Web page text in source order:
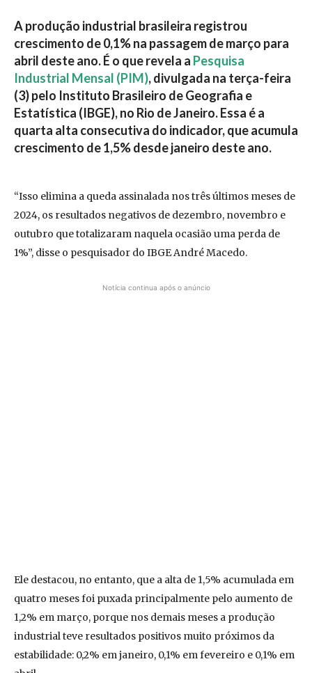
A produção industrial brasileira registrou
crescimento de 0,1% na passagem de março para
abril deste ano. É o que revela a Pesquisa
Industrial Mensal (PIM), divulgada na terça-feira
(3) pelo Instituto Brasileiro de Geografia e
Estatística (IBGE), no Rio de Janeiro. Essa é a
quarta alta consecutiva do indicador, que acumula
crescimento de 1,5% desde janeiro deste ano.
“Isso elimina a queda assinalada nos três últimos meses de
2024, os resultados negativos de dezembro, novembro e
outubro que totalizaram naquela ocasião uma perda de
1%”, disse o pesquisador do IBGE André Macedo.
Notícia continua após o anúncio
Ele destacou, no entanto, que a alta de 1,5% acumulada em
quatro meses foi puxada principalmente pelo aumento de
1,2% em março, porque nos demais meses a produção
industrial teve resultados positivos muito próximos da
estabilidade: 0,2% em janeiro, 0,1% em fevereiro e 0,1% em